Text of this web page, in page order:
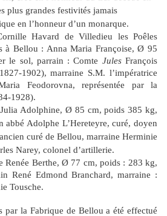
plus grandes festivités jamais
en l’honneur d’un monarque.
Havard de Villedieu les Poêles
à Bellou : Anna Maria Françoise,Ø 95
le sol, parrain : Comte JulesFrançois
1902), marraine S.M. l’impératrice
Feodorovna, représentée par la
1928).
Ø85 cm, poids 385 kg,
abbé Adolphe L’Hereteyre, curé, doyen
curé de Bellou, marraine Herminie
Narey, colonel d’artillerie.
Berthe, Ø 77 cm, poids : 283 kg,
René Edmond Branchard, marraine :
Tousche.
par la Fabrique de Bellou a été effectué